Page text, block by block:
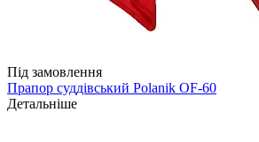
Під замовлення
Прапор суддівський Polanik OF-60
Детальніше